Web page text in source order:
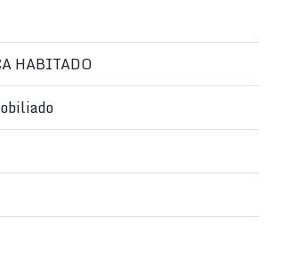
de Balneário Camboriú, a
com diversas comodidades.
HABITADO